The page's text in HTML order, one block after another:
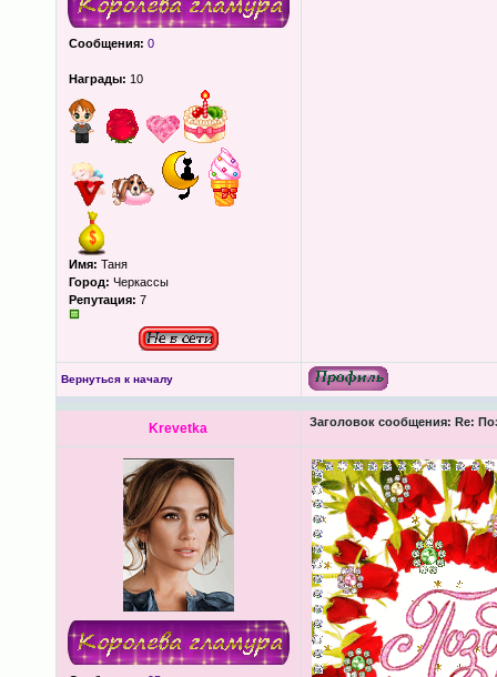
Сообщения: 0
Награды: 10
Имя: Таня
Город: Черкассы
Репутация: 7
Вернуться к началу
Krevetkа Заголовок сообщения: Re: